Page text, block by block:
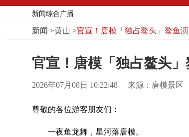
新闻综合广播
新闻 >黄山 >官宣！唐模「独占鳌头」鳌鱼演
官宣！唐模「独占鳌头」
2026年07月08日 10:22:48 来源：唐模景区
尊敬的各位游客朋友们：
一夜鱼龙舞，星河落唐模。